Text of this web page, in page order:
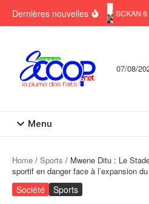
Dernières nouvelles SCKAN 6
07/08/
Menu
Home / Sports / Mwene Ditu : Le
sportif en danger face à l’expansion
Société Sports